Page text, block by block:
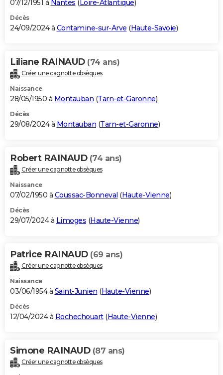
07/12/1951 à Nantes ( Loire-Atlantique)
Décès
24/09/2024 à Contamine-sur-Arve (Haute-Savoie)
Liliane RAINAUD (74 ans)
Créer une cagnotte obsèques
Naissance
28/05/1950 à Montauban (Tarn-et-Garonne)
Décès
29/08/2024 à Montauban (Tarn-et-Garonne)
Robert RAINAUD (74 ans)
Créer une cagnotte obsèques
Naissance
07/02/1950 à Coussac-Bonneval (Haute-Vienne)
Décès
29/07/2024 à Limoges (Haute-Vienne)
Patrice RAINAUD (69 ans)
Créer une cagnotte obsèques
Naissance
03/06/1954 à Saint-Junien (Haute-Vienne)
Décès
12/04/2024 à Rochechouart(Haute-Vienne)
Simone RAINAUD (87 ans)
Créer une cagnotte obsèques